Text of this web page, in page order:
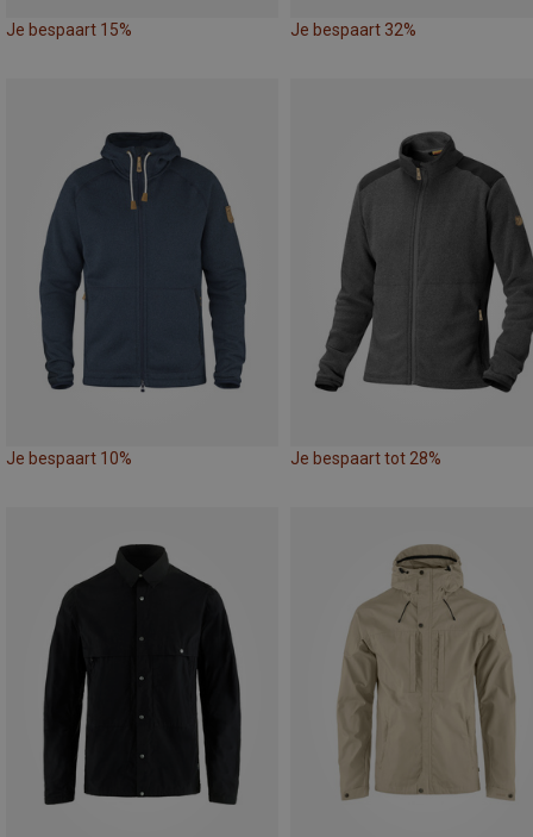
Je bespaart 15% Je bespaart 32%
Je bespaart 10% Je bespaart tot 28%